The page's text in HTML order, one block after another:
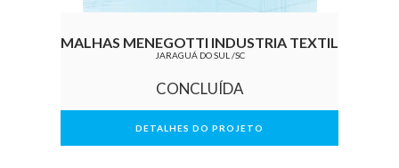
MALHAS MENEGOTTI INDUSTRIA TEXTIL
JARAGUÁ DO SUL /SC
CONCLUÍDA
DETALHES DO PROJETO